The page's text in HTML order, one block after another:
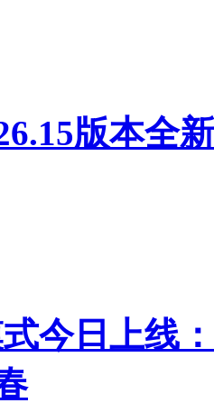
版本全
今日上线